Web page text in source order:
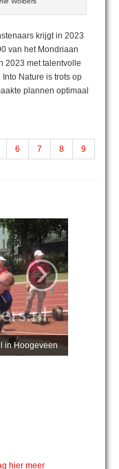
krijgt in 2023
van het Mondriaan
2023 met talentvolle
Nature is trots op
plannen optimaal
6 7 8 9
in Hoogeveen
›